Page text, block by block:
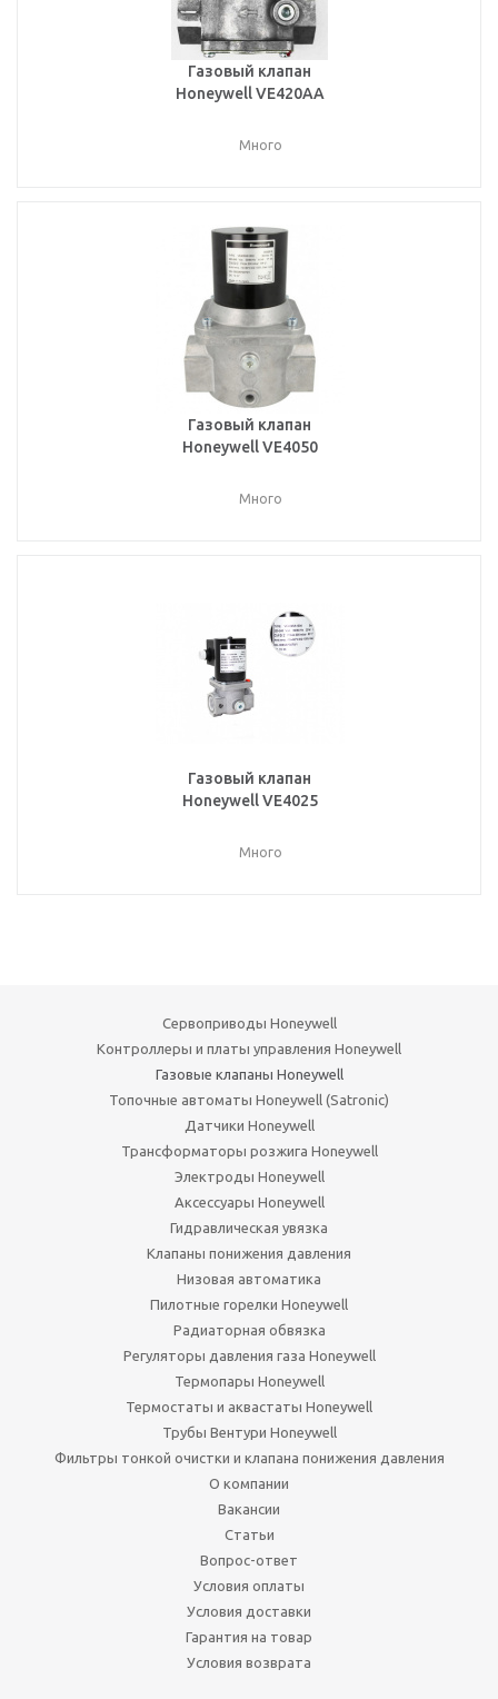
Газовый клапан
Honeywell VE420AA
Много
Газовый клапан
Honeywell VE4050
Много
Газовый клапан
Honeywell VE4025
Много
Сервоприводы Honeywell
Контроллеры и платы управления Honeywell
Газовые клапаны Honeywell
Топочные автоматы Honeywell (Satronic)
Датчики Honeywell
Трансформаторы розжига Honeywell
Электроды Honeywell
Аксессуары Honeywell
Гидравлическая увязка
Клапаны понижения давления
Низовая автоматика
Пилотные горелки Honeywell
Радиаторная обвязка
Регуляторы давления газа Honeywell
Термопары Honeywell
Термостаты и аквастаты Honeywell
Трубы Вентури Honeywell
Фильтры тонкой очистки и клапана понижения давления
О компании
Вакансии
Статьи
Вопрос-ответ
Условия оплаты
Условия доставки
Гарантия на товар
Условия возврата